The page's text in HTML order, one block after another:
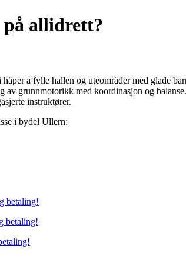
allidrett?
håper å fylle hallen og uteområder med glade
grunnmotorikk med koordinasjon og
instruktører.
i bydel Ullern:
betaling!
betaling!